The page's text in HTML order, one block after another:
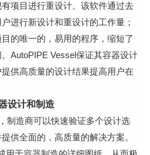
项目进行重设计。该软件通过去
进行新设计和重设计的工作量；
的唯一的，易用的程序，缩短了
AutoPIPE Vessel保证其容器设计
供高质量的设计结果提高用户在
设计和制造
制造商可以快速验证多个设计选
供全面的，高质量的解决方案。